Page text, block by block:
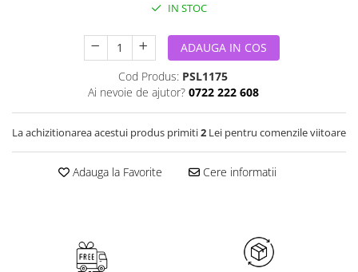
IN STOC
ADAUGA IN COS
Cod Produs: PSL1175
Ai nevoie de ajutor? 0722 222 608
La achizitionarea acestui produs primiti2 Lei pentru comenzile viitoare
Adauga la Favorite Cere informatii